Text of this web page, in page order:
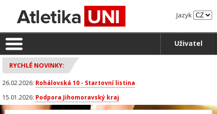
Jazyk
Uživatel
RYCHLÉ NOVINKY:
26.02.2026: Rohálovská 10 - Startovní listina
15.01.2026: Podpora Jihomoravský kraj